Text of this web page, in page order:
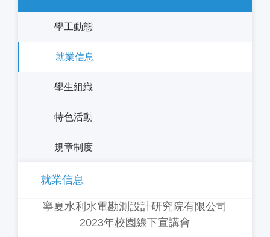
學工動態
就業信息
學生組織
特色活動
規章制度
就業信息
寧夏水利水電勘測設計研究院有限公司
2023年校園線下宣講會